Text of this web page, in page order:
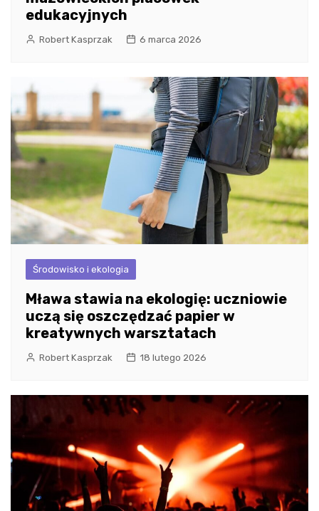
edukacyjnych
Robert Kasprzak 6 marca 2026
Środowisko i ekologia
Mława stawia na ekologię: uczniowie
uczą się oszczędzać papier w
kreatywnych warsztatach
Robert Kasprzak 18 lutego 2026